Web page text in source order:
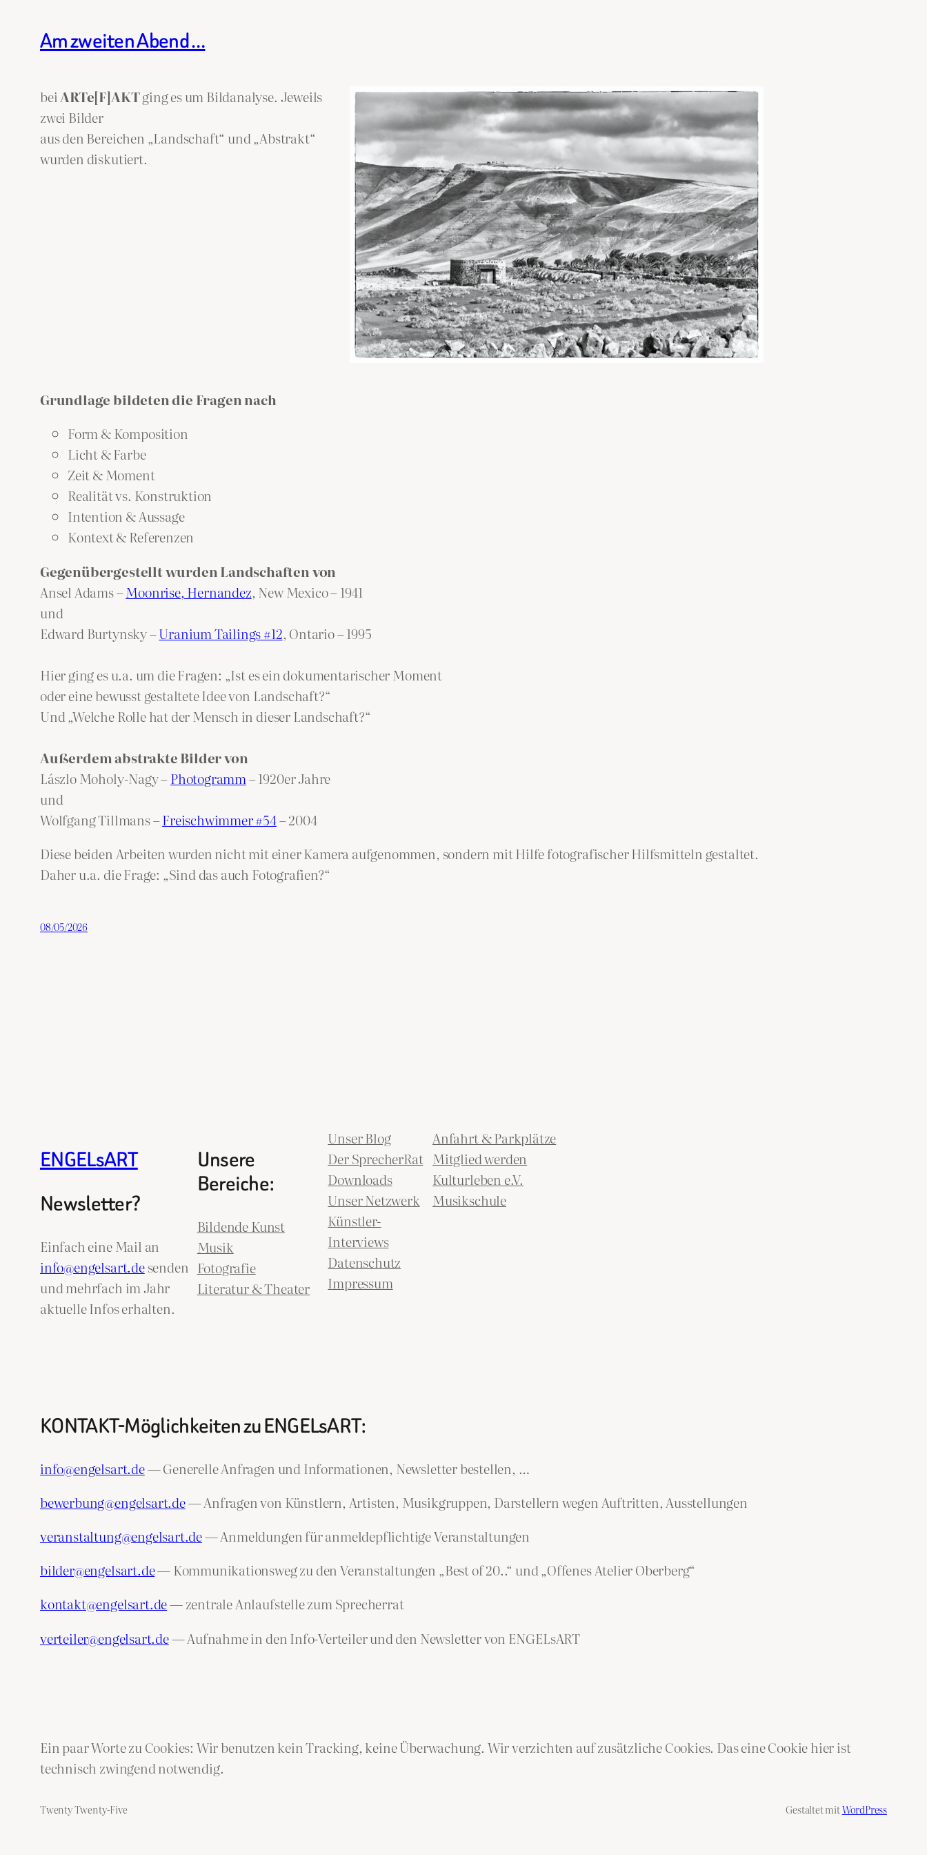
Am zweiten Abend …
bei ARTe[F]AKTging es um Bildanalyse. Jeweils
zwei Bilder
aus den Bereichen „Landschaft“ und „Abstrakt“
wurden diskutiert.
Grundlage bildeten die Fragen nach
Form & Komposition
Licht & Farbe
Zeit & Moment
Realität vs. Konstruktion
Intention & Aussage
Kontext & Referenzen
Gegenübergestellt wurden Landschaften von
Ansel Adams –Moonrise, Hernandez, New Mexico – 1941
und
Edward Burtynsky –Uranium Tailings #12, Ontario – 1995
Hier ging es u.a. um die Fragen: „Ist es ein dokumentarischer Moment
oder eine bewusst gestaltete Idee von Landschaft?“
Und „Welche Rolle hat der Mensch in dieser Landschaft?“
Außerdem abstrakte Bilder von
Lászlo Moholy-Nagy –Photogramm– 1920er Jahre
und
Wolfgang Tillmans –Freischwimmer #54– 2004
Diese beiden Arbeiten wurden nicht mit einer Kamera aufgenommen, sondern mit Hilfe fotografischer Hilfsmitteln gestaltet.
Daher u.a. die Frage: „Sind das auch Fotografien?“
08/05/2026
ENGELsART
Newsletter?
Einfach eine Mail an
info@engelsart.desenden
und mehrfach im Jahr
aktuelle Infos erhalten.
Unsere
Bereiche:
Bildende Kunst
Musik
Fotografie
Literatur & Theater
Unser Blog
Der SprecherRat
Downloads
Unser Netzwerk
Künstler-
Interviews
Datenschutz
Impressum
Anfahrt & Parkplätze
Mitglied werden
Kulturleben e.V.
Musikschule
KONTAKT-Möglichkeiten zu ENGELsART:
info@engelsart.de— Generelle Anfragen und Informationen, Newsletter bestellen, …
bewerbung@engelsart.de— Anfragen von Künstlern, Artisten, Musikgruppen, Darstellern wegen Auftritten, Ausstellungen
veranstaltung@engelsart.de— Anmeldungen für anmeldepflichtige Veranstaltungen
bilder@engelsart.de— Kommunikationsweg zu den Veranstaltungen „Best of 20..“ und „Offenes Atelier Oberberg“
kontakt@engelsart.de— zentrale Anlaufstelle zum Sprecherrat
verteiler@engelsart.de— Aufnahme in den Info-Verteiler und den Newsletter von ENGELsART
Ein paar Worte zu Cookies: Wir benutzen kein Tracking, keine Überwachung. Wir verzichten auf zusätzliche Cookies. Das eine Cookie hier ist
technisch zwingend notwendig.
Twenty Twenty-Five Gestaltet mitWordPress